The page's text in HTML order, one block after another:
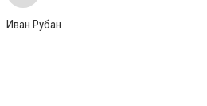
Иван Рубан